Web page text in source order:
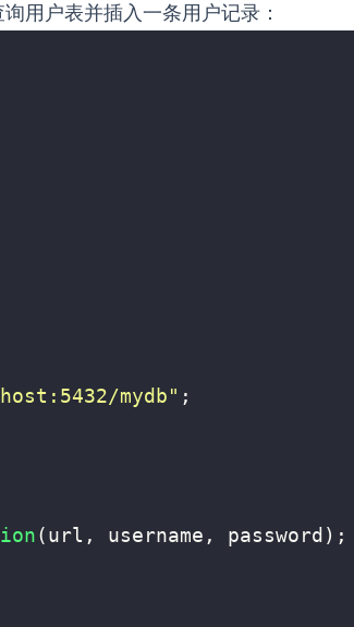
用户表并插入一条用户记录：
mydb" ;
(url , username , password );